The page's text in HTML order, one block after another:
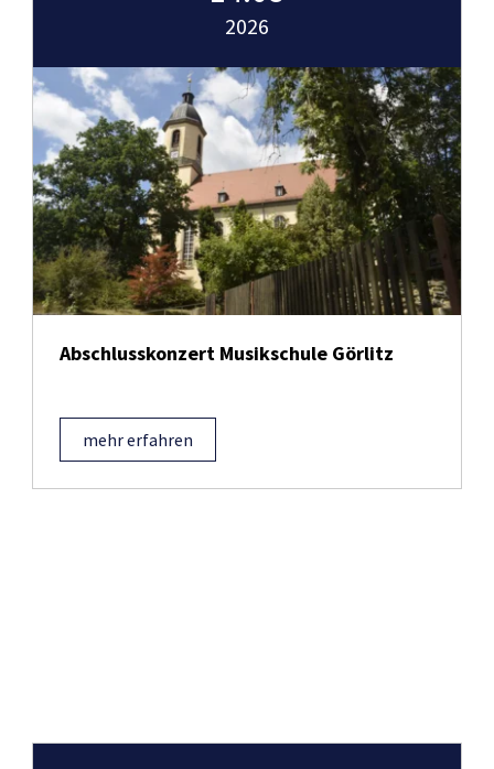
2026
Abschlusskonzert Musikschule Görlitz
mehr erfahren